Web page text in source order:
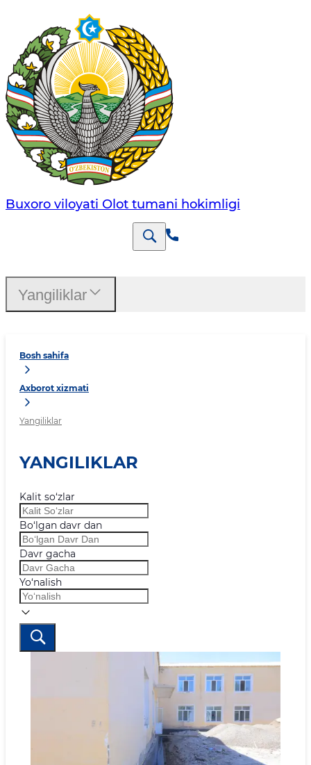
Buxoro viloyati Olot tumani hokimligi
Bosh sahifa
Axborot xizmati
Yangiliklar
YANGILIKLAR
Kalit so‘zlar
Bo‘lgan davr dan
Davr gacha
Yo‘nalish
Yangiliklar